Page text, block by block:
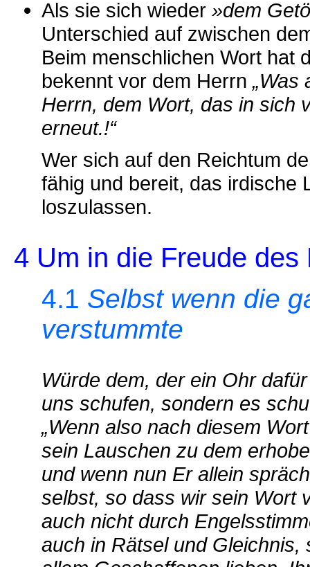
Als sie sich wieder »dem
Unterschied auf zwischen
Beim menschlichen Wort hat
bekennt vor dem Herrn „Was
Herrn, dem Wort, das in sich
erneut.!“
Wer sich auf den Reichtum
fähig und bereit, das irdische
loszulassen.
4 Um in die Freude
4.1 Selbst wenn die
verstummte
Würde dem, der ein Ohr
uns schufen, sondern es
„Wenn also nach diesem
sein Lauschen zu dem
und wenn nun Er allein
selbst, so dass wir sein Wort
auch nicht durch
auch in Rätsel und